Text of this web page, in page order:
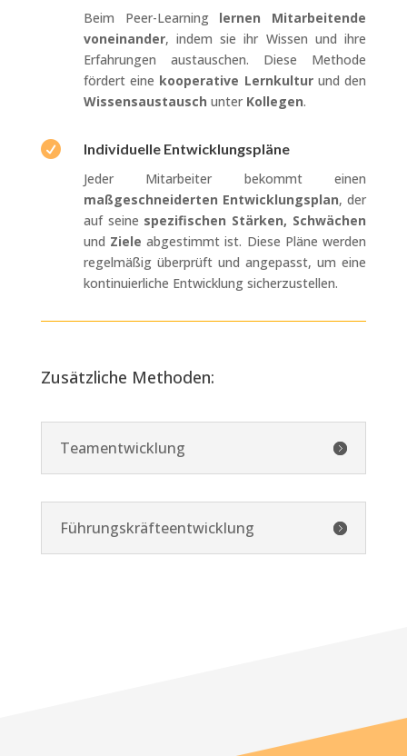
Beim Peer-Learning lernen Mitarbeitende
voneinander, indem sie ihr Wissen und ihre
Erfahrungen austauschen. Diese Methode
fördert eine kooperative Lernkulturund den
Wissensaustausch unter Kollegen.

Individuelle Entwicklungspläne
Jeder Mitarbeiter bekommt einen
maßgeschneiderten Entwicklungsplan, der
auf seine spezifischen Stärken, Schwächen
und Ziele abgestimmt ist. Diese Pläne werden
regelmäßig überprüft und angepasst, um eine
kontinuierliche Entwicklung sicherzustellen.
Zusätzliche Methoden:
Teamentwicklung
Führungskräfteentwicklung